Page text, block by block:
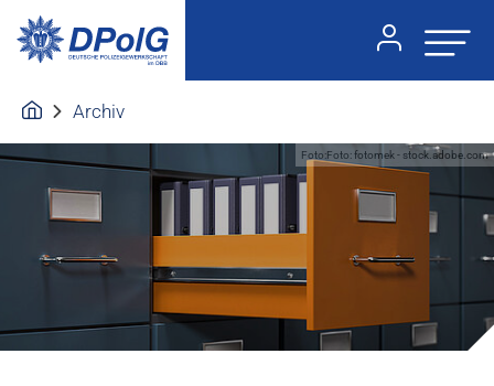
Archiv
Foto:Foto: fotomek - stock.adobe.com